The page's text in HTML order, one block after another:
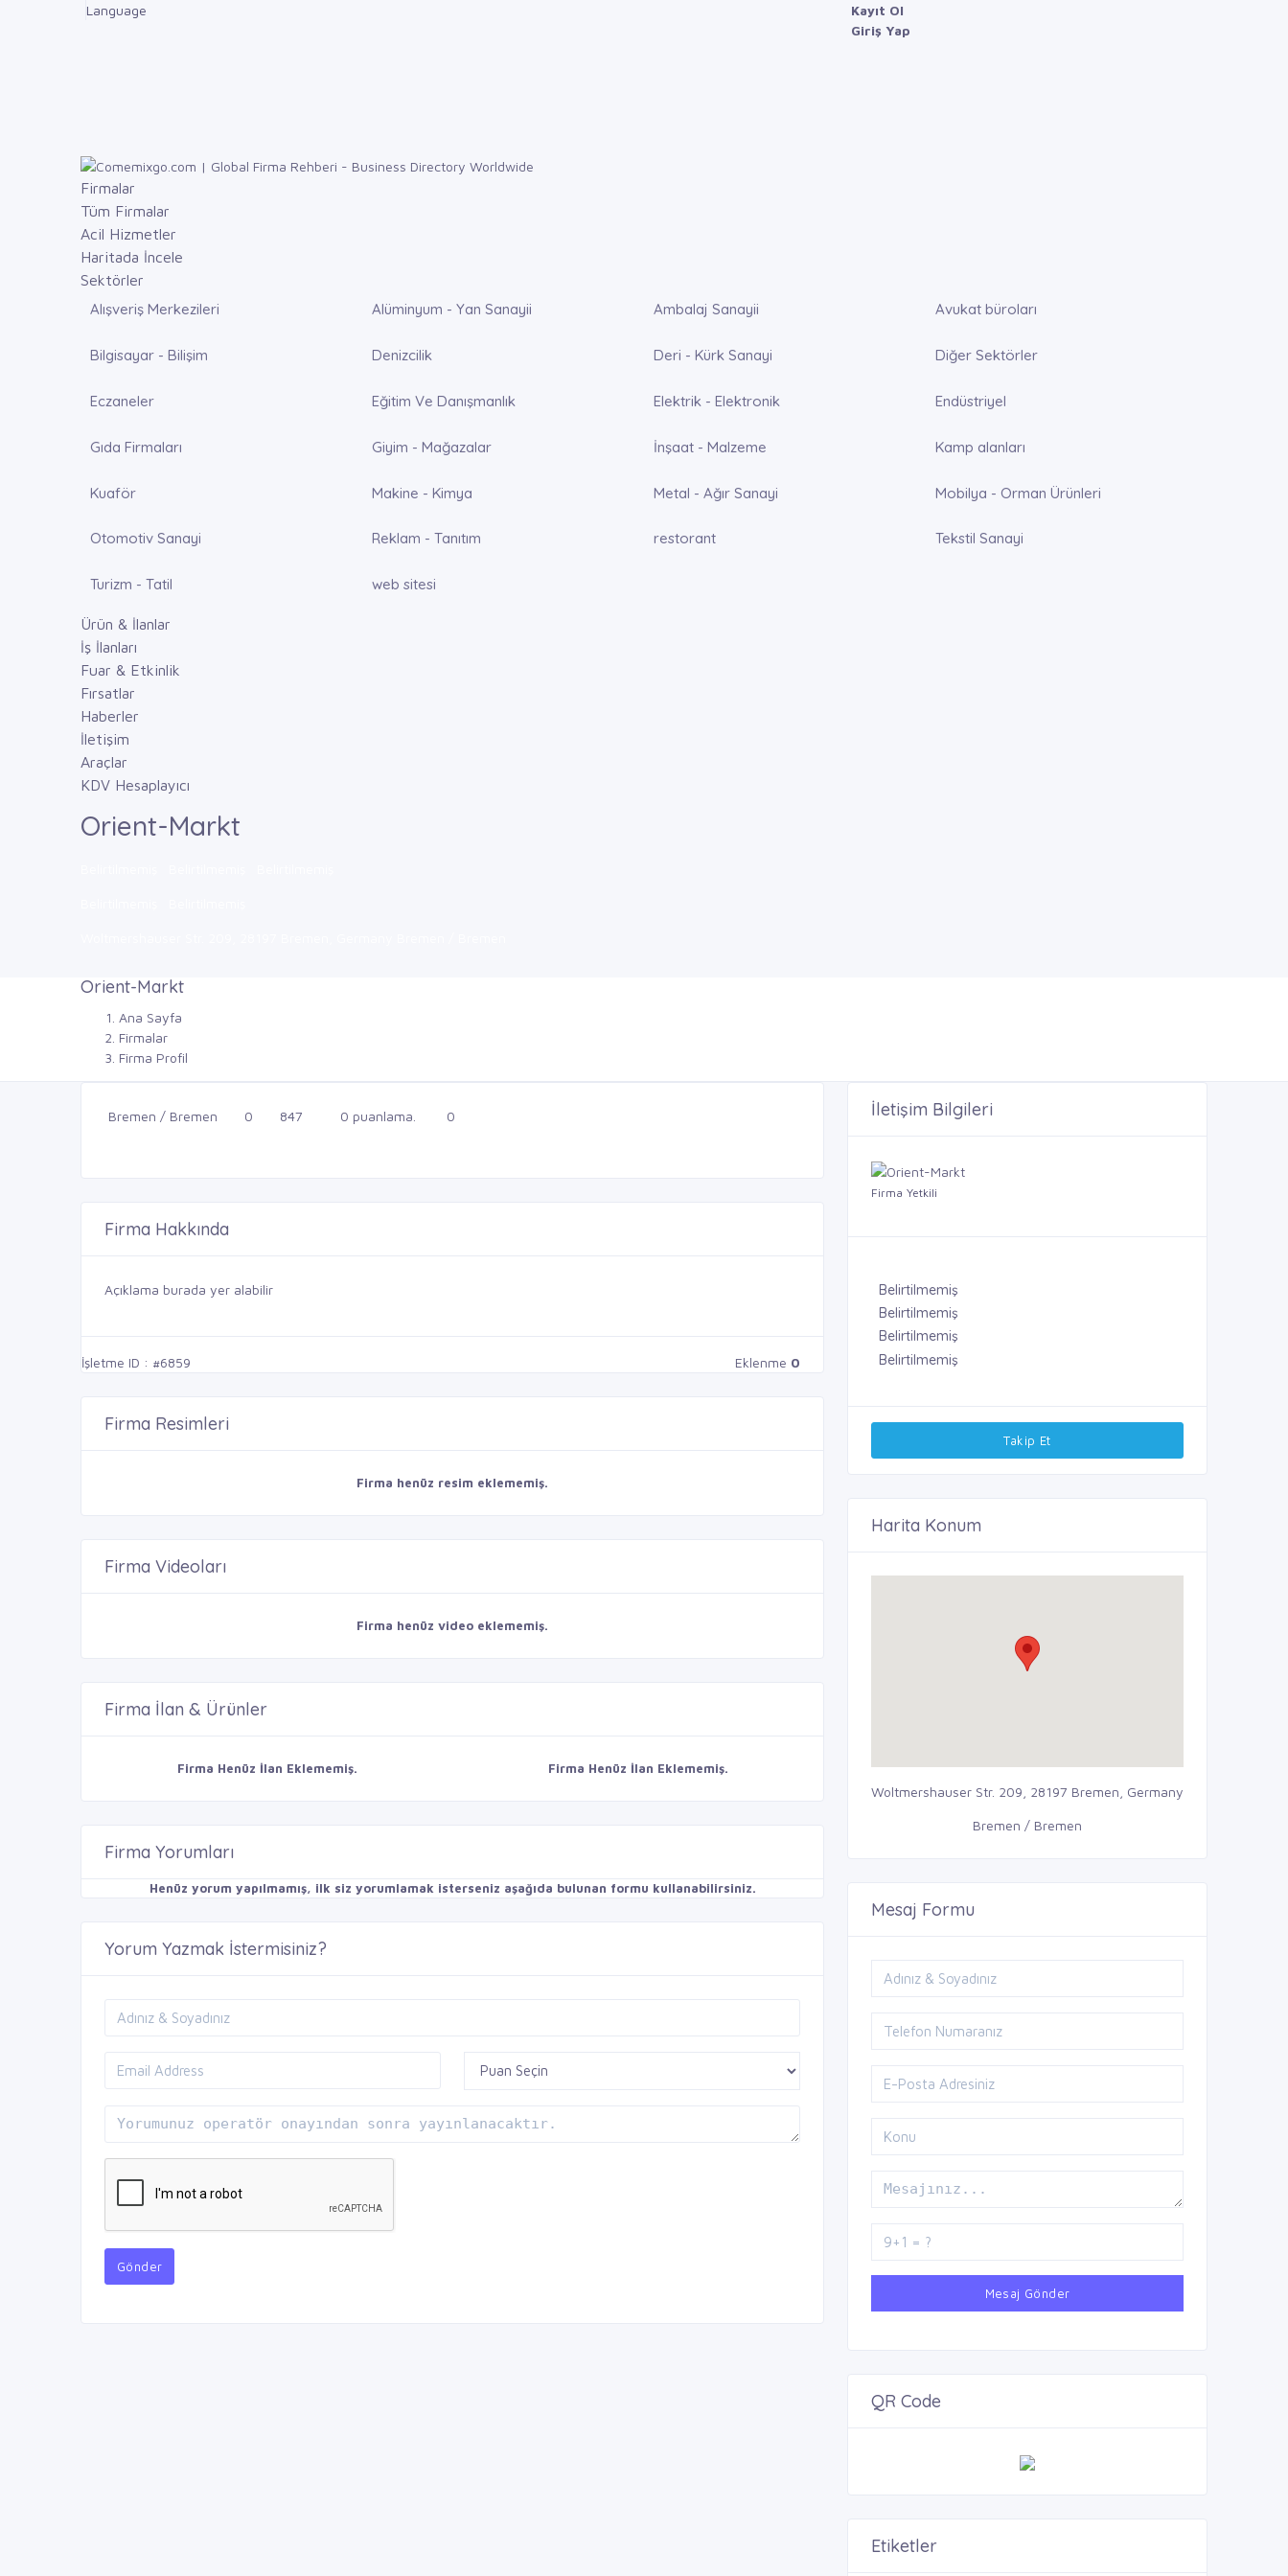
Language
Kayıt Ol
Giriş Yap
Firmalar
Tüm Firmalar
Acil Hizmetler
Haritada İncele
Sektörler
Alışveriş Merkezileri Alüminyum - Yan Sanayii Ambalaj Sanayii Avukat büroları
Bilgisayar - Bilişim Denizcilik Deri - Kürk Sanayi Diğer Sektörler
Eczaneler Eğitim Ve Danışmanlık Elektrik - Elektronik Endüstriyel
Gıda Firmaları Giyim - Mağazalar İnşaat - Malzeme Kamp alanları
Kuaför Makine - Kimya Metal - Ağır Sanayi Mobilya - Orman Ürünleri
Otomotiv Sanayi Reklam - Tanıtım restorant Tekstil Sanayi
Turizm - Tatil web sitesi
Ürün & İlanlar
İş İlanları
Fuar & Etkinlik
Fırsatlar
Haberler
İletişim
Araçlar
KDV Hesaplayıcı
Orient-Markt
Orient-Markt
Ana Sayfa
Firmalar
Firma Profil
Bremen / Bremen 0 847 0 puanlama. 0
Firma Hakkında
Açıklama burada yer alabilir
İşletme ID : #6859 Eklenme 0
Firma Resimleri
Firma henüz resim eklememiş.
Firma Videoları
Firma henüz video eklememiş.
Firma İlan & Ürünler
Firma Henüz İlan Eklememiş. Firma Henüz İlan Eklememiş.
Firma Yorumları
Henüz yorum yapılmamış, ilk siz yorumlamak isterseniz aşağıda bulunan formu kullanabilirsiniz.
Yorum Yazmak İstermisiniz?
Gönder
İletişim Bilgileri
Firma Yetkili
Belirtilmemiş
Belirtilmemiş
Belirtilmemiş
Belirtilmemiş
Takip Et
Harita Konum
Woltmershauser Str. 209, 28197 Bremen, Germany
Bremen / Bremen
Mesaj Formu
Mesaj Gönder
QR Code
Etiketler